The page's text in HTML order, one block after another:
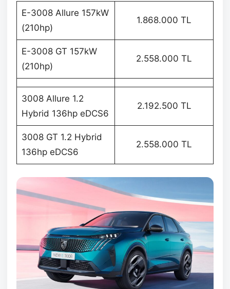
E-3008 Allure 157kW
(210hp)
1.868.000 TL
E-3008 GT 157kW
(210hp)
2.558.000 TL
3008 Allure 1.2
Hybrid 136hp eDCS6
2.192.500 TL
3008 GT 1.2 Hybrid
136hp eDCS6
2.558.000 TL